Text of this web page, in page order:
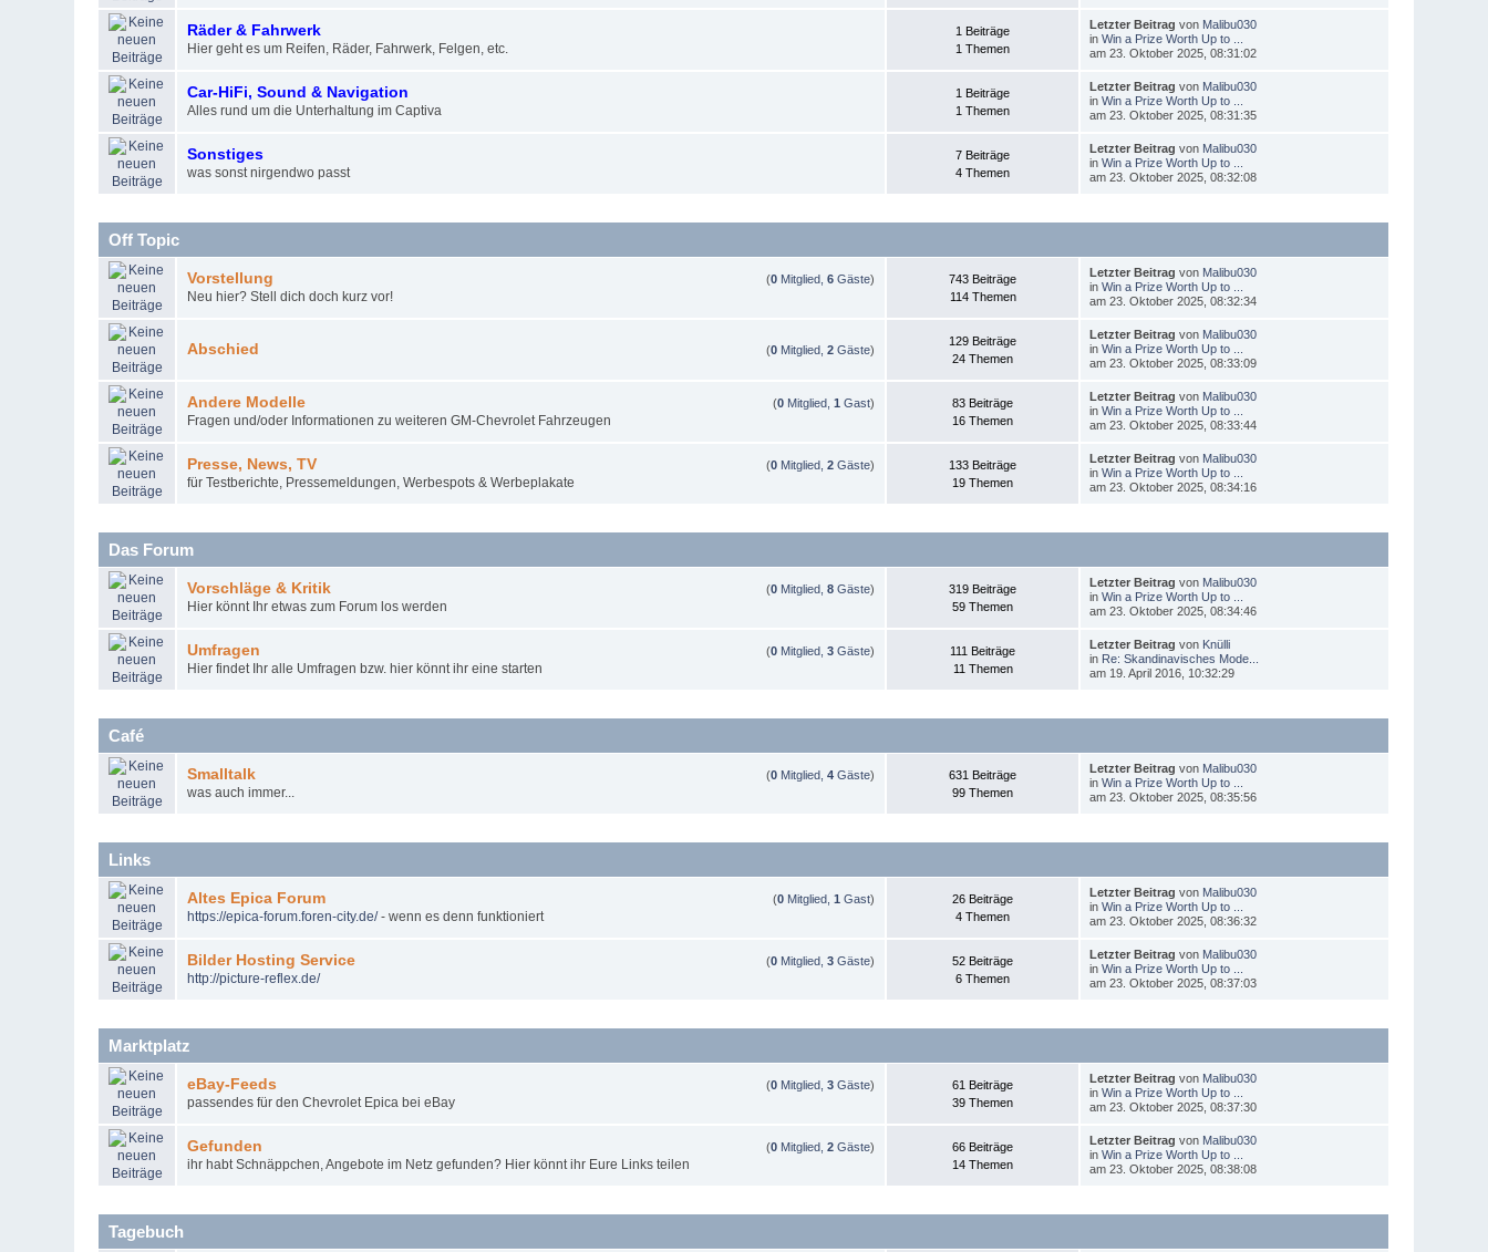
Räder & Fahrwerk
Hier geht es um Reifen, Räder, Fahrwerk, Felgen, etc.
1 Beiträge
1 Themen
Letzter Beitrag von Malibu030
in Win a Prize Worth Up to ...
am 23. Oktober 2025, 08:31:02
Car-HiFi, Sound & Navigation
Alles rund um die Unterhaltung im Captiva
1 Beiträge
1 Themen
Letzter Beitrag von Malibu030
in Win a Prize Worth Up to ...
am 23. Oktober 2025, 08:31:35
Sonstiges
was sonst nirgendwo passt
7 Beiträge
4 Themen
Letzter Beitrag von Malibu030
in Win a Prize Worth Up to ...
am 23. Oktober 2025, 08:32:08
Off Topic
Vorstellung (0 Mitglied,6 Gäste)
Neu hier? Stell dich doch kurz vor!
743 Beiträge
114 Themen
Letzter Beitrag von Malibu030
in Win a Prize Worth Up to ...
am 23. Oktober 2025, 08:32:34
Abschied (0 Mitglied,2 Gäste)
129 Beiträge
24 Themen
Letzter Beitrag von Malibu030
in Win a Prize Worth Up to ...
am 23. Oktober 2025, 08:33:09
Andere Modelle (0 Mitglied,1 Gast)
Fragen und/oder Informationen zu weiteren GM-Chevrolet Fahrzeugen
83 Beiträge
16 Themen
Letzter Beitrag von Malibu030
in Win a Prize Worth Up to ...
am 23. Oktober 2025, 08:33:44
Presse, News, TV (0 Mitglied,2 Gäste)
für Testberichte, Pressemeldungen, Werbespots & Werbeplakate
133 Beiträge
19 Themen
Letzter Beitrag von Malibu030
in Win a Prize Worth Up to ...
am 23. Oktober 2025, 08:34:16
Das Forum
Vorschläge & Kritik (0 Mitglied,8 Gäste)
Hier könnt Ihr etwas zum Forum los werden
319 Beiträge
59 Themen
Letzter Beitrag von Malibu030
in Win a Prize Worth Up to ...
am 23. Oktober 2025, 08:34:46
Umfragen (0 Mitglied,3 Gäste)
Hier findet Ihr alle Umfragen bzw. hier könnt ihr eine starten
111 Beiträge
11 Themen
Letzter Beitrag von Knülli
in Re: Skandinavisches Mode...
am 19. April 2016, 10:32:29
Café
Smalltalk (0 Mitglied,4 Gäste)
was auch immer...
631 Beiträge
99 Themen
Letzter Beitrag von Malibu030
in Win a Prize Worth Up to ...
am 23. Oktober 2025, 08:35:56
Links
Altes Epica Forum (0 Mitglied,1 Gast)
https://epica-forum.foren-city.de/- wenn es denn funktioniert
26 Beiträge
4 Themen
Letzter Beitrag von Malibu030
in Win a Prize Worth Up to ...
am 23. Oktober 2025, 08:36:32
Bilder Hosting Service (0 Mitglied,3 Gäste)
http://picture-reflex.de/
52 Beiträge
6 Themen
Letzter Beitrag von Malibu030
in Win a Prize Worth Up to ...
am 23. Oktober 2025, 08:37:03
Marktplatz
eBay-Feeds (0 Mitglied,3 Gäste)
passendes für den Chevrolet Epica bei eBay
61 Beiträge
39 Themen
Letzter Beitrag von Malibu030
in Win a Prize Worth Up to ...
am 23. Oktober 2025, 08:37:30
Gefunden (0 Mitglied,2 Gäste)
ihr habt Schnäppchen, Angebote im Netz gefunden? Hier könnt ihr Eure Links teilen
66 Beiträge
14 Themen
Letzter Beitrag von Malibu030
in Win a Prize Worth Up to ...
am 23. Oktober 2025, 08:38:08
Tagebuch